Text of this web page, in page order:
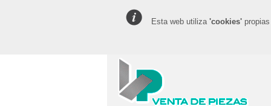
Esta web utiliza 'cookies'